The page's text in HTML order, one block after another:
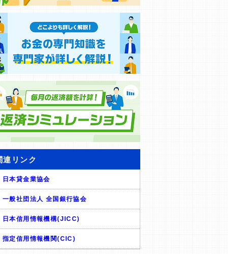
連リンク
日本貸金業協会
一般社団法人 全国銀行協会
日本信用情報機構(JICC)
指定信用情報機関(CIC)